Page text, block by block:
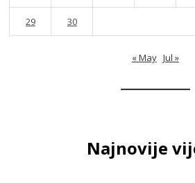
29 30
« May Jul »
Najnovije